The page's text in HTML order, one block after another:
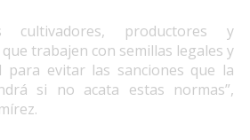
productores y
trabajen con semillas legales y
para evitar las sanciones que la
si no acata estas normas”,